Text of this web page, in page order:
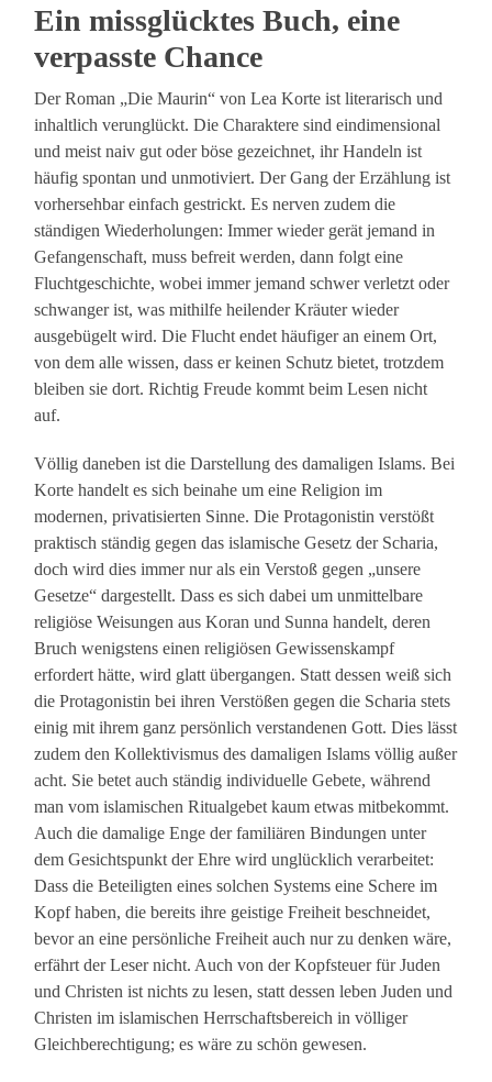
Ein missglücktes Buch, eine
verpasste Chance
Der Roman „Die Maurin“ von Lea Korte ist literarisch und
inhaltlich verunglückt. Die Charaktere sind eindimensional
und meist naiv gut oder böse gezeichnet, ihr Handeln ist
häufig spontan und unmotiviert. Der Gang der Erzählung ist
vorhersehbar einfach gestrickt. Es nerven zudem die
ständigen Wiederholungen: Immer wieder gerät jemand in
Gefangenschaft, muss befreit werden, dann folgt eine
Fluchtgeschichte, wobei immer jemand schwer verletzt oder
schwanger ist, was mithilfe heilender Kräuter wieder
ausgebügelt wird. Die Flucht endet häufiger an einem Ort,
von dem alle wissen, dass er keinen Schutz bietet, trotzdem
bleiben sie dort. Richtig Freude kommt beim Lesen nicht
auf.
Völlig daneben ist die Darstellung des damaligen Islams. Bei
Korte handelt es sich beinahe um eine Religion im
modernen, privatisierten Sinne. Die Protagonistin verstößt
praktisch ständig gegen das islamische Gesetz der Scharia,
doch wird dies immer nur als ein Verstoß gegen „unsere
Gesetze“ dargestellt. Dass es sich dabei um unmittelbare
religiöse Weisungen aus Koran und Sunna handelt, deren
Bruch wenigstens einen religiösen Gewissenskampf
erfordert hätte, wird glatt übergangen. Statt dessen weiß sich
die Protagonistin bei ihren Verstößen gegen die Scharia stets
einig mit ihrem ganz persönlich verstandenen Gott. Dies lässt
zudem den Kollektivismus des damaligen Islams völlig außer
acht. Sie betet auch ständig individuelle Gebete, während
man vom islamischen Ritualgebet kaum etwas mitbekommt.
Auch die damalige Enge der familiären Bindungen unter
dem Gesichtspunkt der Ehre wird unglücklich verarbeitet:
Dass die Beteiligten eines solchen Systems eine Schere im
Kopf haben, die bereits ihre geistige Freiheit beschneidet,
bevor an eine persönliche Freiheit auch nur zu denken wäre,
erfährt der Leser nicht. Auch von der Kopfsteuer für Juden
und Christen ist nichts zu lesen, statt dessen leben Juden und
Christen im islamischen Herrschaftsbereich in völliger
Gleichberechtigung; es wäre zu schön gewesen.